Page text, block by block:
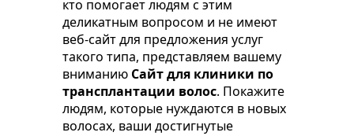
кто помогает людям с этим
деликатным вопросом и не имеют
веб-сайт для предложения услуг
такого типа, представляем вашему
вниманию Сайт для клиники по
трансплантации волос. Покажите
людям, которые нуждаются в новых
волосах, ваши достигнутые